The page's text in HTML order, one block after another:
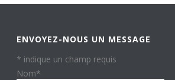
ENVOYEZ-NOUS UN MESSAGE
* indique un champ requis
Nom*